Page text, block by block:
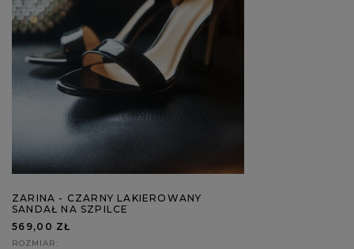
ZARINA - CZARNY LAKIEROWANY
SANDAŁ NA SZPILCE
569,00 ZŁ
ROZMIAR